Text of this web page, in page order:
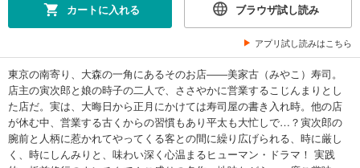
カートに入れる ブラウザ試し読み
アプリ試し読みはこちら
東京の南寄り、大森の一角にあるそのお店――美家古（みやこ）寿司。
店主の寅次郎と娘の時子の二人で、ささやかに営業するこじんまりとし
た店だ。実は、大晦日から正月にかけては寿司屋の書き入れ時。他の店
が休む中、営業する古くからの習慣もあり平太も大忙しで…？寅次郎の
腕前と人柄に惹かれてやってくる客との間に繰り広げられる、時に厳し
く、時にしんみりと、味わい深く心温まるヒューマン・ドラマ！ 実践